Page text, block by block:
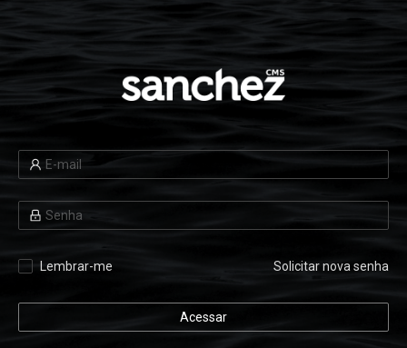
Lembrar-me Solicitar nova senha
Acessar